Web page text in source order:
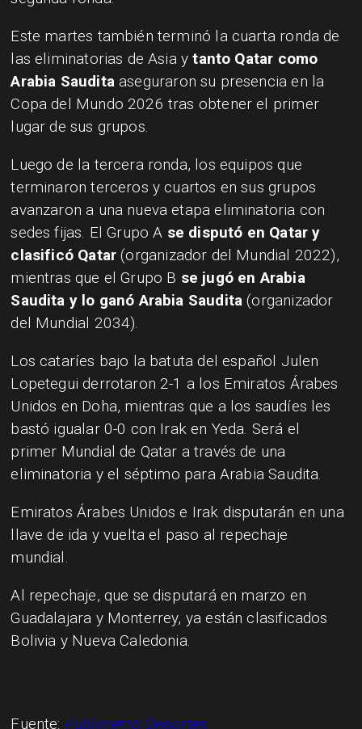
Este martes también terminó la cuarta ronda de
las eliminatorias de Asia ytanto Qatar como
Arabia Saudita aseguraron su presencia en la
Copa del Mundo 2026 tras obtener el primer
lugar de sus grupos.
Luego de la tercera ronda, los equipos que
terminaron terceros y cuartos en sus grupos
avanzaron a una nueva etapa eliminatoria con
sedes fijas. El Grupo A se disputó en Qatar y
clasificó Qatar (organizador del Mundial 2022),
mientras que el Grupo B se jugó en Arabia
Saudita y lo ganó Arabia Saudita (organizador
del Mundial 2034).
Los cataríes bajo la batuta del español Julen
Lopetegui derrotaron 2-1 a los Emiratos Árabes
Unidos en Doha, mientras que a los saudíes les
bastó igualar 0-0 con Irak en Yeda. Será el
primer Mundial de Qatar a través de una
eliminatoria y el séptimo para Arabia Saudita.
Emiratos Árabes Unidos e Irak disputarán en una
llave de ida y vuelta el paso al repechaje
mundial.
Al repechaje, que se disputará en marzo en
Guadalajara y Monterrey, ya están clasificados
Bolivia y Nueva Caledonia.
Fuente: Publimetro Deportes